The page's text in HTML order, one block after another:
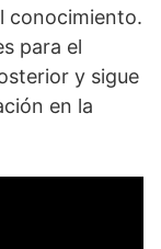
conocimiento.
para el
y sigue
en la